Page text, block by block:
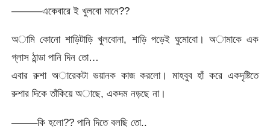
———একেবারে ই খুলবো মানে??
অামি কোনো শাড়িটাড়ি খুলবোনা, শাড়ি পড়েই ঘুমোবো। অামাকে এক
গ্লাস ঠান্ডা পানি দিন তো…
এবার রুশা অারেকটা ভয়ানক কাজ করলো। মাহবুব হাঁ করে একদৃষ্টিতে
রুশার দিকে তাঁকিয়ে অাছে, একদম নড়ছে না।
——–কি হলো?? পানি দিতে বলছি তো..